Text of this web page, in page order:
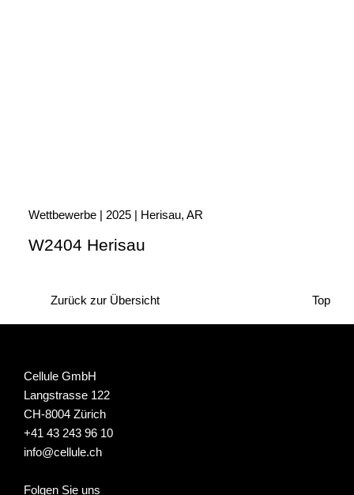
Wettbewerbe | 2025 | Herisau, AR
W2404 Herisau
Zurück zur Übersicht Top
Cellule GmbH
Langstrasse 122
CH-8004 Zürich
+41 43 243 96 10
info@cellule.ch
Folgen Sie uns